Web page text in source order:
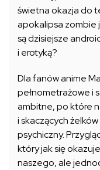
świetna okazja do
apokalipsa zombie
są dzisiejsze
i erotyką?
Dla fanów anime
pełnometrażowe i
ambitne, po które
i skaczących
psychiczny.
który jak się
naszego, ale